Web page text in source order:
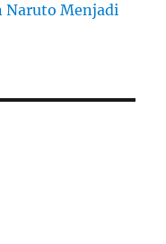
Naruto Menjadi